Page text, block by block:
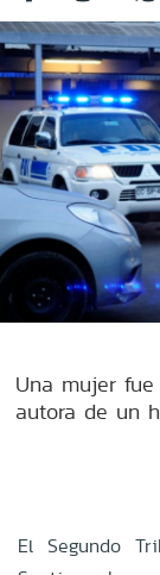
Una mujer
autora de un
El Segundo